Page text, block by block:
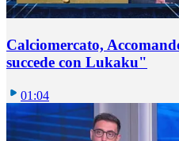
Calciomercato,
succede con Lukaku"
01:04